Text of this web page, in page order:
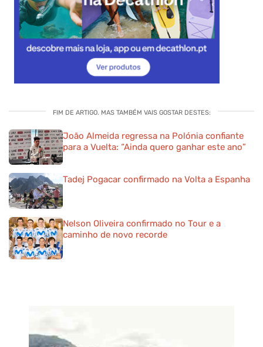
FIM DE ARTIGO. MAS TAMBÉM VAIS GOSTAR DESTES:
João Almeida regressa na Polónia confiante
para a Vuelta: “Ainda quero ganhar este ano”
Tadej Pogacar confirmado na Volta a Espanha
Nelson Oliveira confirmado no Tour e a
caminho de novo recorde